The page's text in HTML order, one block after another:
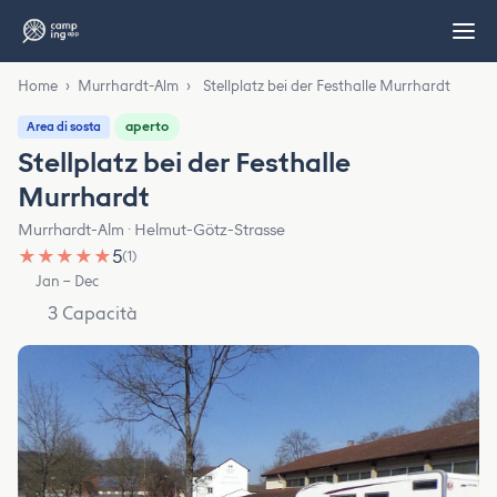
Home › Murrhardt-Alm › Stellplatz bei der Festhalle Murrhardt
Area di sosta aperto
Stellplatz bei der Festhalle
Murrhardt
Murrhardt-Alm · Helmut-Götz-Strasse
★ ★ ★ ★ ★5(1)
Jan – Dec
3 Capacità